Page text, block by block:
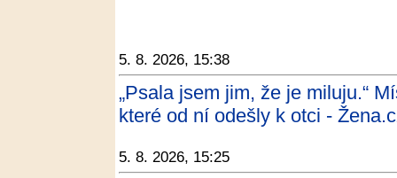
5. 8. 2026, 15:38
„Psala jsem jim, že je miluju.“
které od ní odešly k otci -
5. 8. 2026, 15:25